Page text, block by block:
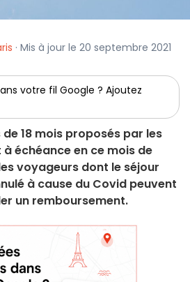
· Mis à jour le 20 septembre 2021
votre fil Google ? Ajoutez
18 mois proposés par les
échéance en ce mois de
voyageurs dont le séjour
à cause du Covid peuvent
un remboursement.